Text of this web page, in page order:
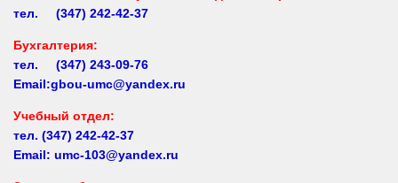
тел. (347) 242-42-37
Бухгалтерия:
тел. (347) 243-09-76
Email:gbou-umc@yandex.ru
Учебный отдел:
тел. (347) 242-42-37
Email: umc-103@yandex.ru